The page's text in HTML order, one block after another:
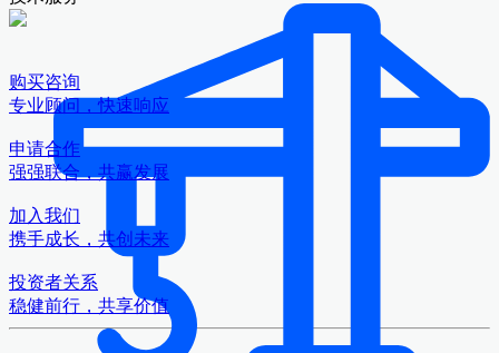
购买咨询
专业顾问，快速响应
申请合作
强强联合，共赢发展
加入我们
携手成长，共创未来
投资者关系
稳健前行，共享价值